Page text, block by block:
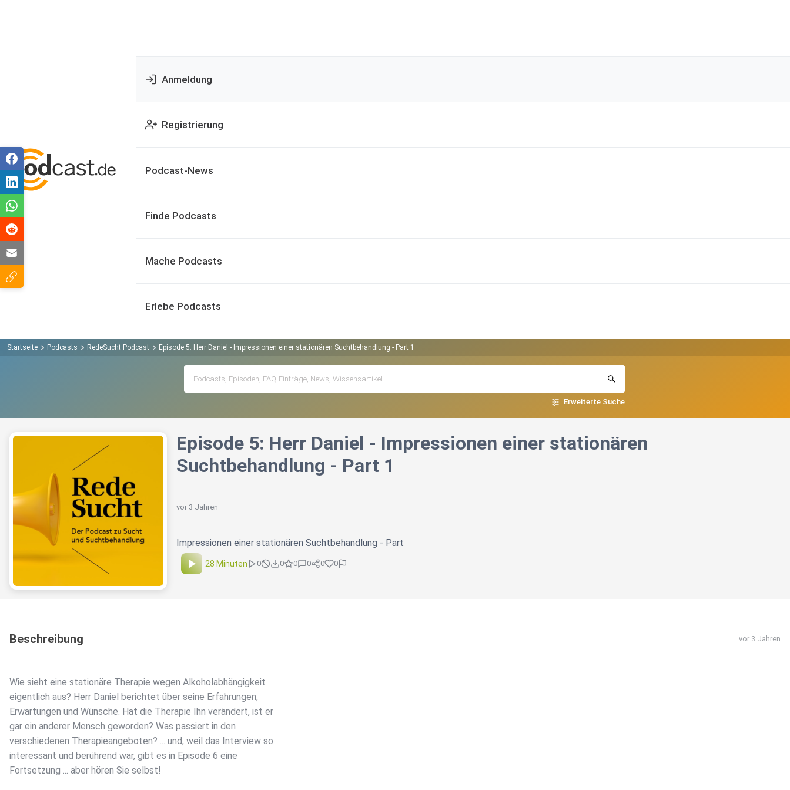
Anmeldung
Registrierung
Podcast-News
Finde Podcasts
Mache Podcasts
Erlebe Podcasts
Startseite Podcasts RedeSucht Podcast Episode 5: Herr Daniel - Impressionen einer stationären Suchtbehandlung - Part 1
Erweiterte Suche
Episode 5: Herr Daniel - Impressionen einer stationären
Suchtbehandlung - Part 1
vor 3 Jahren
Impressionen einer stationären Suchtbehandlung - Part
28 Minuten 0 0 0 0 0 0
Beschreibung vor 3 Jahren
Wie sieht eine stationäre Therapie wegen Alkoholabhängigkeit
eigentlich aus? Herr Daniel berichtet über seine Erfahrungen,
Erwartungen und Wünsche. Hat die Therapie Ihn verändert, ist er
gar ein anderer Mensch geworden? Was passiert in den
verschiedenen Therapieangeboten? ... und, weil das Interview so
interessant und berührend war, gibt es in Episode 6 eine
Fortsetzung ... aber hören Sie selbst!